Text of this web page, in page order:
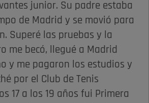
junior. Su padre estaba
de Madrid y se movió para
Superé las pruebas y la
me becó, llegué a Madrid
y me pagaron los estudios y
por el Club de Tenis
17 a los 19 años fui Primera